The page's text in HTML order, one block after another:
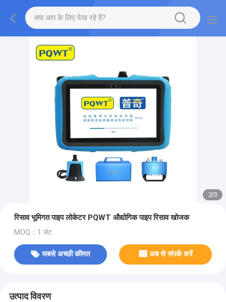
2/3
रिसाव भूमिगत पाइप लोकेटर PQWT औद्योगिक पाइप रिसाव खोजक
MOQ：1 सेट
सबसे अच्छी कीमत अब से संपर्क करें
उत्पाद विवरण